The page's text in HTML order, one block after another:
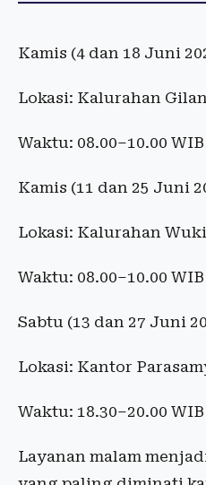
Kamis (4 dan 18 Juni
Lokasi: Kalurahan
Waktu: 08.00–10.00 WIB
Kamis (11 dan 25 Juni
Lokasi: Kalurahan
Waktu: 08.00–10.00 WIB
Sabtu (13 dan 27 Juni
Lokasi: Kantor
Waktu: 18.30–20.00 WIB
Layanan malam